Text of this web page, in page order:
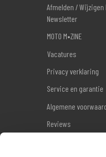
Afmelden / Wijzigen
Newsletter
MOTO M•ZINE
Vacatures
Privacy verklaring
Service en garantie
Algemene
Reviews